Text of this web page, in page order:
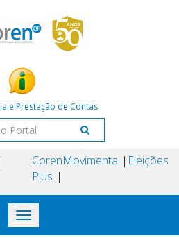
e Prestação de Contas
Coren
Plus
Movimenta Eleições
Toggle
navigation